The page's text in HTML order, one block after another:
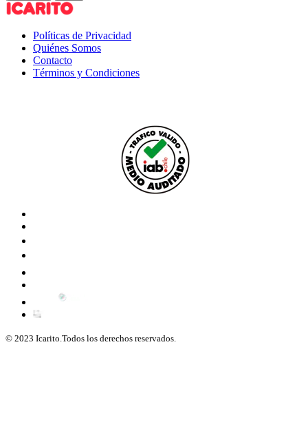
Políticas de Privacidad
Quiénes Somos
Contacto
Términos y Condiciones
© 2023 Icarito.Todos los derechos reservados.